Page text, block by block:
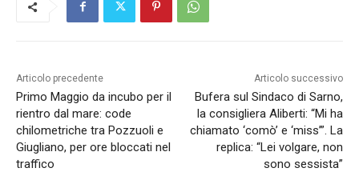
Articolo precedente
Primo Maggio da incubo per il
rientro dal mare: code
chilometriche tra Pozzuoli e
Giugliano, per ore bloccati nel
traffico
Articolo successivo
Bufera sul Sindaco di Sarno,
la consigliera Aliberti: “Mi ha
chiamato ‘comò’ e ‘miss’”. La
replica: “Lei volgare, non
sono sessista”